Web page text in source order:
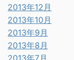
2013年12月
2013年10月
2013年9月
2013年8月
2013年7月